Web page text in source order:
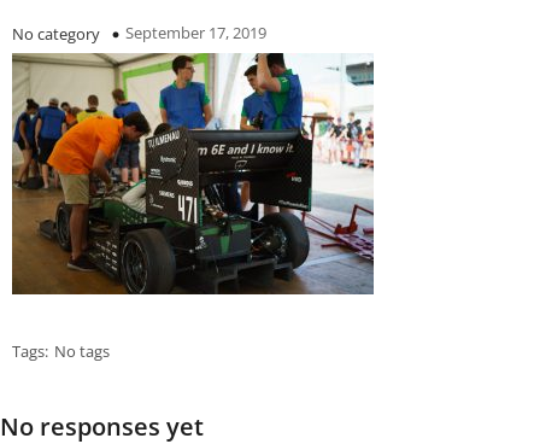
No category September 17, 2019
Tags: No tags
No responses yet